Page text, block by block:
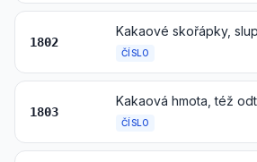
1802
ČÍSLO
1803
Kakaová hmota, též
ČÍSLO